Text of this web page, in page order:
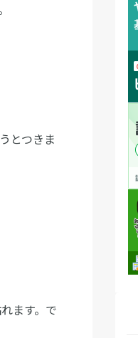
とつきま
ます。で